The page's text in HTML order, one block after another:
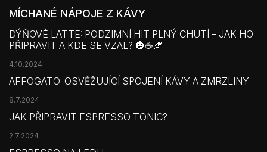
MÍCHANÉ NÁPOJE Z KÁVY
DÝŇOVÉ LATTE: PODZIMNÍ HIT PLNÝ CHUTÍ – JAK HO
PŘIPRAVIT A KDE SE VZAL? 🎃☕🍂
4.10.2024
AFFOGATO: OSVĚŽUJÍCÍ SPOJENÍ KÁVY A ZMRZLINY
8.7.2024
JAK PŘIPRAVIT ESPRESSO TONIC?
2.7.2024